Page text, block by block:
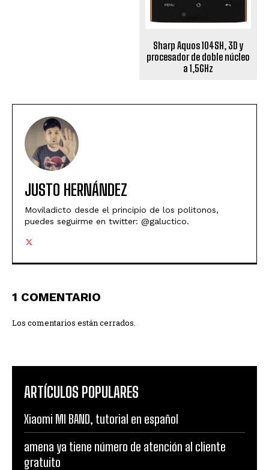
Sharp Aquos 104SH, 3D y
procesador de doble núcleo
a 1,5GHz
JUSTO HERNÁNDEZ
Moviladicto desde el principio de los politonos,
puedes seguirme en twitter: @galuctico.
1 COMENTARIO
Los comentarios están cerrados.
ARTÍCULOS POPULARES
Xiaomi MI BAND, tutorial en español
amena ya tiene número de atención al cliente
gratuito